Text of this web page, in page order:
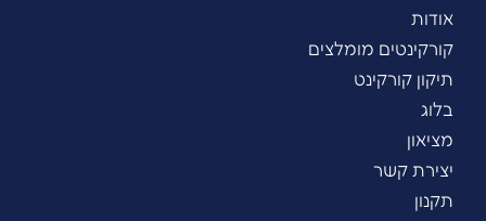
אודות
קורקינטים מומלצים
תיקון קורקינט
בלוג
מציאון
יצירת קשר
תקנון